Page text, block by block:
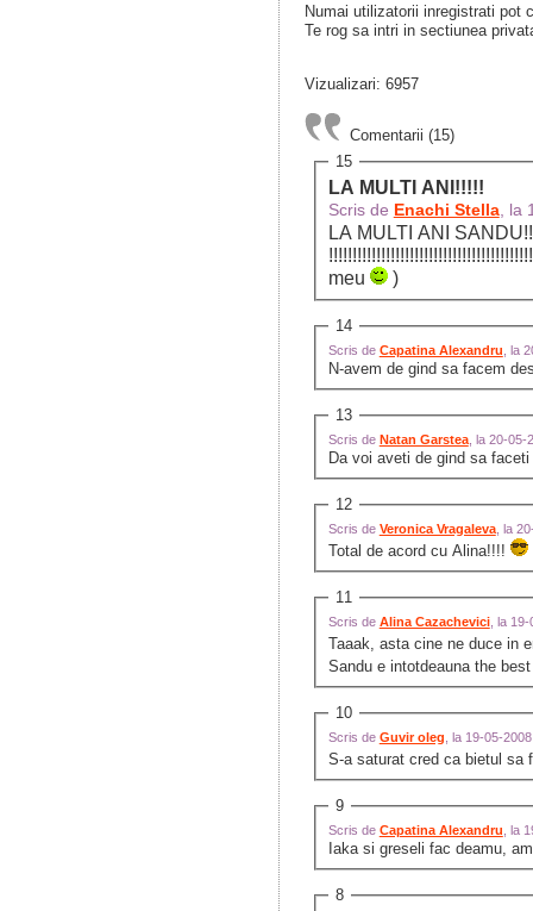
Numai utilizatorii inregistrati pot
Te rog sa intri in sectiunea
Vizualizari: 6957
Comentarii (15)
15
LA MULTI ANI!!!!!
Scris de Enachi Stella, la
LA MULTI ANI SANDU!!!!!!!!!!!!!!!!!!!!!!!!!!!!!!!!!!!!!!!!!!!!!!!!!!!!!!!
meu
)
14
Scris de Capatina Alexandru , la
N-avem de gind sa facem
13
Scris de Natan Garstea, la 20-05-
Da voi aveti de gind sa
12
Scris de Veronica Vragaleva, la
Total de acord cu Alina!!!!
11
Scris de Alina Cazachevici, la
Taaak, asta cine ne duce in
Sandu e intotdeauna the
10
Scris de Guvir oleg , la 19-05-
S-a saturat cred ca bietul sa
9
Scris de Capatina Alexandru , la
Iaka si greseli fac deamu,
8